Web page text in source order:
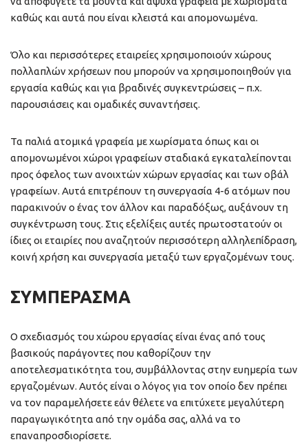
καθώς και αυτά που είναι κλειστά και απομονωμένα.
Όλο και περισσότερες εταιρείες χρησιμοποιούν χώρους
πολλαπλών χρήσεων που μπορούν να χρησιμοποιηθούν για
εργασία καθώς και για βραδινές συγκεντρώσεις – π.χ.
παρουσιάσεις και ομαδικές συναντήσεις.
Τα παλιά ατομικά γραφεία με χωρίσματα όπως και οι
απομονωμένοι χώροι γραφείων σταδιακά εγκαταλείπονται
προς όφελος των ανοιχτών χώρων εργασίας και των οβάλ
γραφείων. Αυτά επιτρέπουν τη συνεργασία 4-6 ατόμων που
παρακινούν ο ένας τον άλλον και παραδόξως, αυξάνουν τη
συγκέντρωση τους. Στις εξελίξεις αυτές πρωτοστατούν οι
ίδιες οι εταιρίες που αναζητούν περισσότερη αλληλεπίδραση,
κοινή χρήση και συνεργασία μεταξύ των εργαζομένων τους.
ΣΥΜΠΈΡΑΣΜΑ
Ο σχεδιασμός του χώρου εργασίας είναι ένας από τους
βασικούς παράγοντες που καθορίζουν την
αποτελεσματικότητα του, συμβάλλοντας στην ευημερία των
εργαζομένων. Αυτός είναι ο λόγος για τον οποίο δεν πρέπει
να τον παραμελήσετε εάν θέλετε να επιτύχετε μεγαλύτερη
παραγωγικότητα από την ομάδα σας, αλλά να το
επαναπροσδιορίσετε.